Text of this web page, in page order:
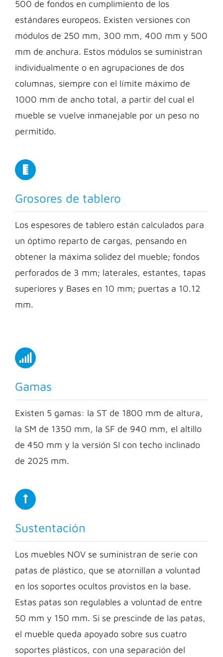
500 de fondos en cumplimiento de los
estándares europeos. Existen versiones con
módulos de 250 mm, 300 mm, 400 mm y 500
mm de anchura. Estos módulos se suministran
individualmente o en agrupaciones de dos
columnas, siempre con el límite máximo de
1000 mm de ancho total, a partir del cual el
mueble se vuelve inmanejable por un peso no
permitido.
Grosores de tablero
Los espesores de tablero están calculados para
un óptimo reparto de cargas, pensando en
obtener la máxima solidez del mueble; fondos
perforados de 3 mm; laterales, estantes, tapas
superiores y Bases en 10 mm; puertas a 10.12
mm.
Gamas
Existen 5 gamas: la ST de 1800 mm de altura,
la SM de 1350 mm, la SF de 940 mm, el altillo
de 450 mm y la versión SI con techo inclinado
de 2025 mm.
Sustentación
Los muebles NOV se suministran de serie con
patas de plástico, que se atornillan a voluntad
en los soportes ocultos provistos en la base.
Estas patas son regulables a voluntad de entre
50 mm y 150 mm. Si se prescinde de las patas,
el mueble queda apoyado sobre sus cuatro
soportes plásticos, con una separación del